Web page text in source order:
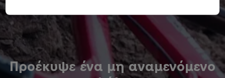
Προέκυψε ένα μη αναμενόμενο